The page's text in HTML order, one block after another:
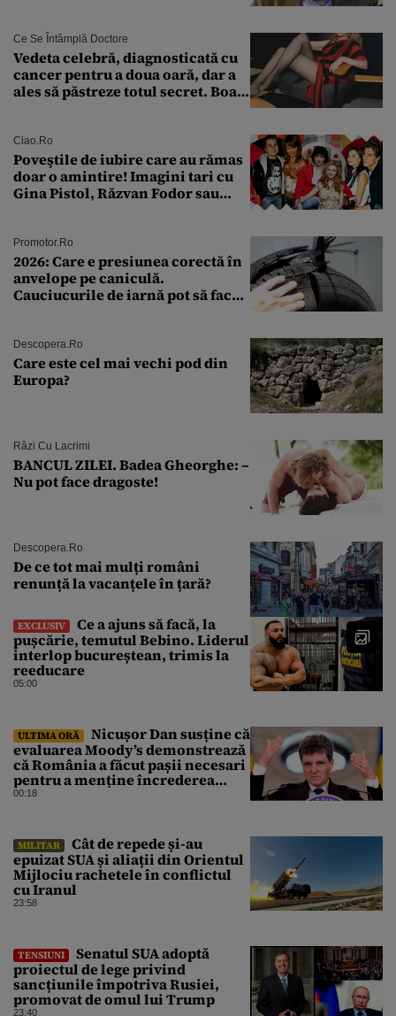
Ce Se Întâmplă Doctore
Vedeta celebră, diagnosticată cu
cancer pentru a doua oară, dar a
ales să păstreze totul secret. Boala
Ciao.ro
Poveştile de iubire care au rămas
doar o amintire! Imagini tari cu
Gina Pistol, Răzvan Fodor sau
Promotor.ro
2026: Care e presiunea corectă în
anvelope pe caniculă.
Cauciucurile de iarnă pot să facă
Descopera.ro
Care este cel mai vechi pod din
Europa?
Râzi Cu Lacrimi
BANCUL ZILEI. Badea Gheorghe: –
Nu pot face dragoste!
Descopera.ro
De ce tot mai mulți români
renunță la vacanțele în țară?
EXCLUSIV
Ce a ajuns să facă, la
pușcărie, temutul Bebino. Liderul
interlop bucureștean, trimis la
reeducare
05:00
ULTIMA ORĂ
Nicușor Dan susține că
evaluarea Moody’s demonstrează
că România a făcut pașii necesari
pentru a menține încrederea
investitorilor: „Totuși,
00:18
MILITAR
Cât de repede și-au
epuizat SUA și aliații din Orientul
Mijlociu rachetele în conflictul
cu Iranul
23:58
TENSIUNI
Senatul SUA adoptă
proiectul de lege privind
sancțiunile împotriva Rusiei,
promovat de omul lui Trump
23:40